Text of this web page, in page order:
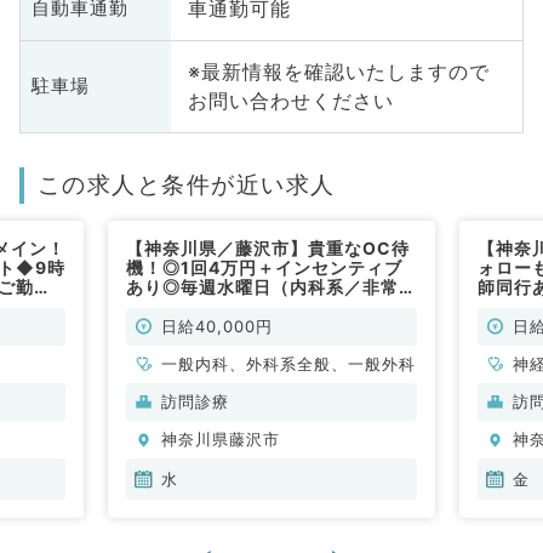
自動車通勤 車通勤可能
駐車場
※最新情報を確認いたしますので
お問い合わせください
この求人と条件が近い求人
イン！
ト◆9時
勤務
【神奈川県／藤沢市】貴重なOC待
機！◎1回4万円＋インセンティブ
あり◎毎週水曜日（内科系／非常
日給40,000円
一般内科、外科系全般、一般外科
訪問診療
神奈川県藤沢市
水
【神
ォロー
師同行
日
神
科
内
訪
神
金